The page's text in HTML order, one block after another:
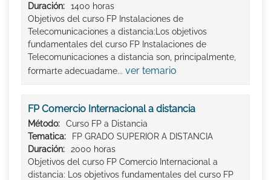
Duración:
1400 horas
Objetivos del curso FP Instalaciones de
Telecomunicaciones a distancia:Los objetivos
fundamentales del curso FP Instalaciones de
Telecomunicaciones a distancia son, principalmente,
formarte adecuadame... ver temario
FP Comercio Internacional a distancia
Método:
Curso FP a Distancia
Tematica:
FP GRADO SUPERIOR A DISTANCIA
Duración:
2000 horas
Objetivos del curso FP Comercio Internacional a
distancia: Los objetivos fundamentales del curso FP